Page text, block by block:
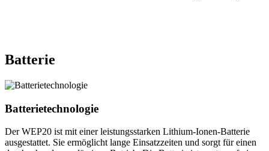
Batterie
Batterietechnologie
Der WEP20 ist mit einer leistungsstarken Lithium-Ionen-Batterie
ausgestattet. Sie ermöglicht lange Einsatzzeiten und sorgt für einen